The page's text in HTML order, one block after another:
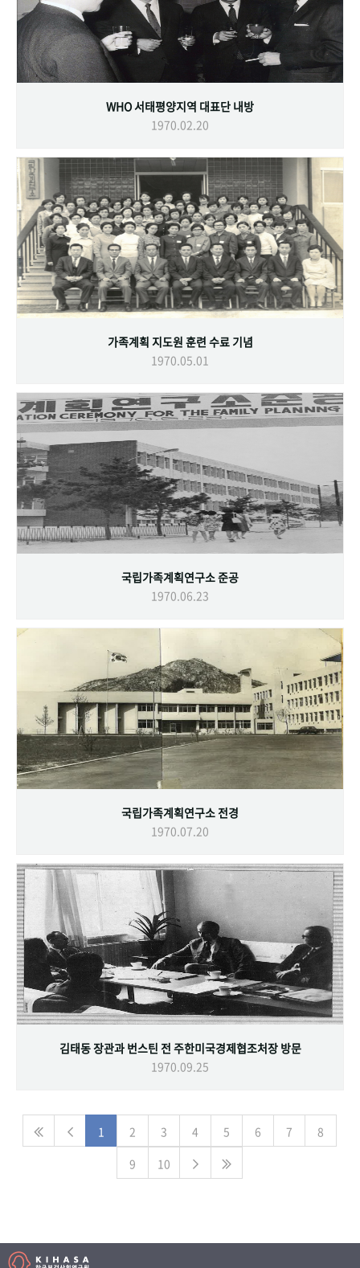
WHO 서태평양지역 대표단 내방
1970.02.20
가족계획 지도원 훈련 수료 기념
1970.05.01
국립가족계획연구소 준공
1970.06.23
국립가족계획연구소 전경
1970.07.20
김태동 장관과 번스틴 전 주한미국경제협조처장 방문
1970.09.25
1 2 3 4 5 6 7
8
9
10